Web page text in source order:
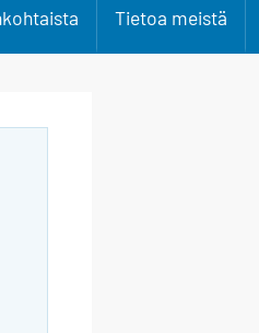
Tietoa meistä